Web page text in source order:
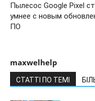
Пылесос Google Pixel
умнее с новым
ПО
maxwelhelp
СТАТТІ ПО ТЕМІ